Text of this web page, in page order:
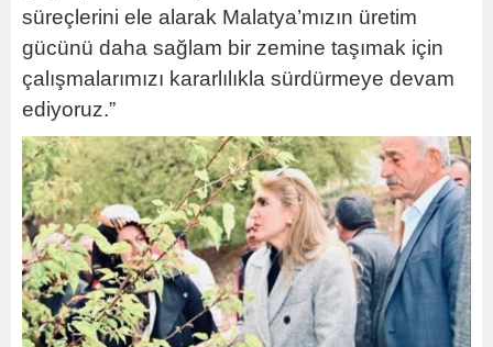
süreçlerini ele alarak Malatya’mızın üretim
gücünü daha sağlam bir zemine taşımak için
çalışmalarımızı kararlılıkla sürdürmeye devam
ediyoruz.”